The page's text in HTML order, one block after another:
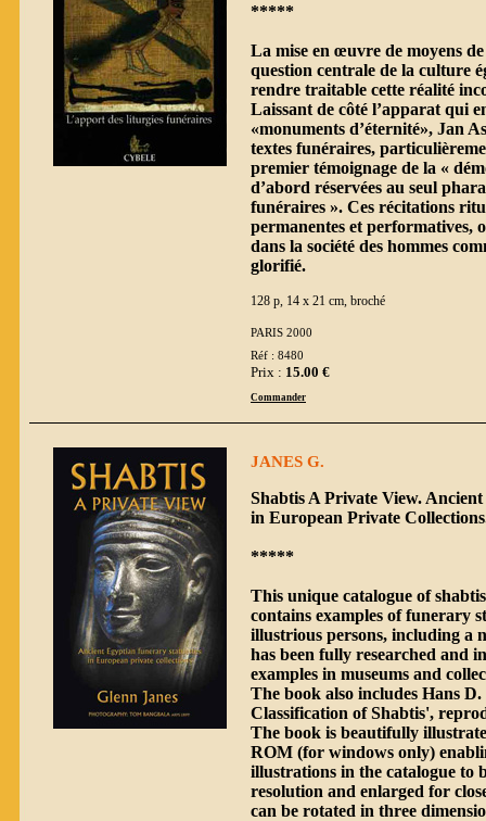
*****
La mise en œuvre de moyens
question centrale de la culture
rendre traitable cette réalité
Laissant de côté l’apparat qui
«monuments d’éternité», Jan
textes funéraires,
premier témoignage de la «
d’abord réservées au seul
funéraires ». Ces récitations
permanentes et performatives,
dans la société des hommes
glorifié.
128 p, 14 x 21 cm, broché
PARIS 2000
Réf : 8480
Prix : 15.00 €
Commander
JANES G.
Shabtis A Private View.
in European Private
*****
This unique catalogue of
contains examples of funerary
illustrious persons, including a
has been fully researched and
examples in museums and
The book also includes Hans
Classification of Shabtis',
The book is beautifully
ROM (for windows only)
illustrations in the catalogue to
resolution and enlarged for
can be rotated in three